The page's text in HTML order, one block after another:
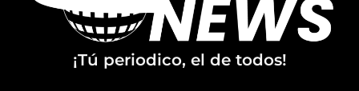
¡Tú periodico, el de todos!